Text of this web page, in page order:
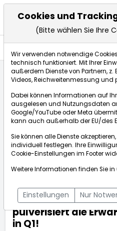
Fast Food-Sektor profitiert
Konsumausgaben und
Roadhouse pulverisiert die
Fast Food-Sektor
von steigenden
Reopening-
Texas Roadhouse
pulverisiert die
in Q1!
Cookies und
(Bitte wählen Sie Ihre
Wir verwenden notwendige
technisch funktioniert. Mit Ihrer
außerdem Dienste von Partnern, z.
Videos, Reichweitenmessung und
Dabei können Informationen auf
ausgelesen und Nutzungsdaten
Google/YouTube oder Meta
kann auch außerhalb der EU/des
Sie können alle Dienste
individuell festlegen. Ihre
Cookie-Einstellungen im Footer
Weitere Informationen finden Sie in
Einstellungen Nur